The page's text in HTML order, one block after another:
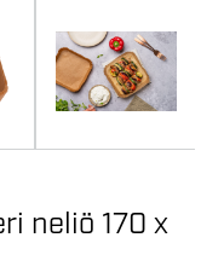
neliö 170 x